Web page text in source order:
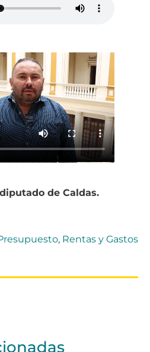
de Caldas.
, Rentas y Gastos